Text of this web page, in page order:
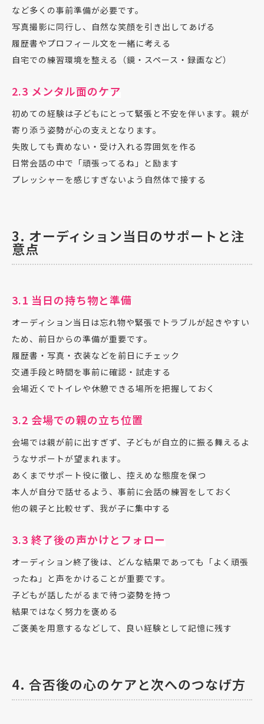
など多くの事前準備が必要です。
写真撮影に同行し、自然な笑顔を引き出してあげる
履歴書やプロフィール文を一緒に考える
自宅での練習環境を整える（鏡・スペース・録画など）
2.3 メンタル面のケア
初めての経験は子どもにとって緊張と不安を伴います。親が
寄り添う姿勢が心の支えとなります。
失敗しても責めない・受け入れる雰囲気を作る
日常会話の中で「頑張ってるね」と励ます
プレッシャーを感じすぎないよう自然体で接する
3. オーディション当日のサポートと注
意点
3.1 当日の持ち物と準備
オーディション当日は忘れ物や緊張でトラブルが起きやすい
ため、前日からの準備が重要です。
履歴書・写真・衣装などを前日にチェック
交通手段と時間を事前に確認・試走する
会場近くでトイレや休憩できる場所を把握しておく
3.2 会場での親の立ち位置
会場では親が前に出すぎず、子どもが自立的に振る舞えるよ
うなサポートが望まれます。
あくまでサポート役に徹し、控えめな態度を保つ
本人が自分で話せるよう、事前に会話の練習をしておく
他の親子と比較せず、我が子に集中する
3.3 終了後の声かけとフォロー
オーディション終了後は、どんな結果であっても「よく頑張
ったね」と声をかけることが重要です。
子どもが話したがるまで待つ姿勢を持つ
結果ではなく努力を褒める
ご褒美を用意するなどして、良い経験として記憶に残す
4. 合否後の心のケアと次へのつなげ方